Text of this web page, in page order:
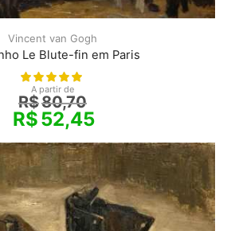
Vincent van Gogh
Le Blute-fin em Paris
A partir de
R$80,70
R$52,45